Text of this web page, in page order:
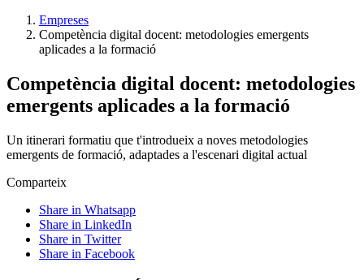
Empreses
Competència digital docent: metodologies emergents
aplicades a la formació
Competència digital docent: metodologies
emergents aplicades a la formació
Un itinerari formatiu que t'introdueix a noves metodologies
emergents de formació, adaptades a l'escenari digital actual
Comparteix
Share in Whatsapp
Share in LinkedIn
Share in Twitter
Share in Facebook